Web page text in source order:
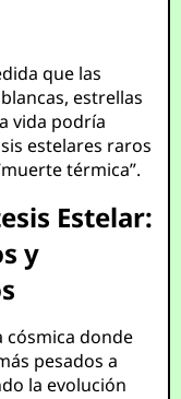
que las
estrellas
vida podría
estelares raros
térmica”.
Estelar:
y
cósmica donde
pesados a
la evolución